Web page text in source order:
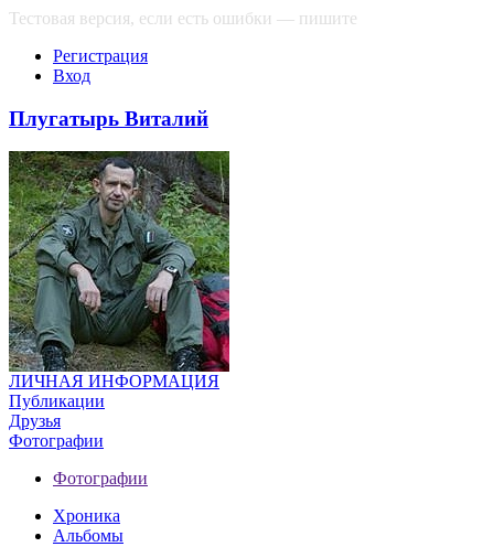
Тестовая версия, если есть ошибки — пишите
Регистрация
Вход
Плугатырь Виталий
ЛИЧНАЯ ИНФОРМАЦИЯ
Публикации
Друзья
Фотографии
Фотографии
Хроника
Альбомы